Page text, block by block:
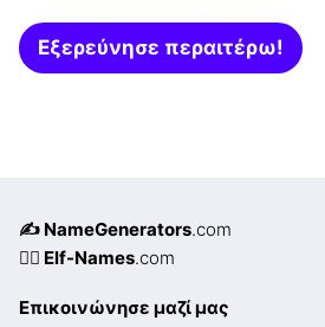
Εξερεύνησε περαιτέρω!
✍️ NameGenerators.com
🧝‍♀️ Elf-Names.com
Επικοινώνησε μαζί μας